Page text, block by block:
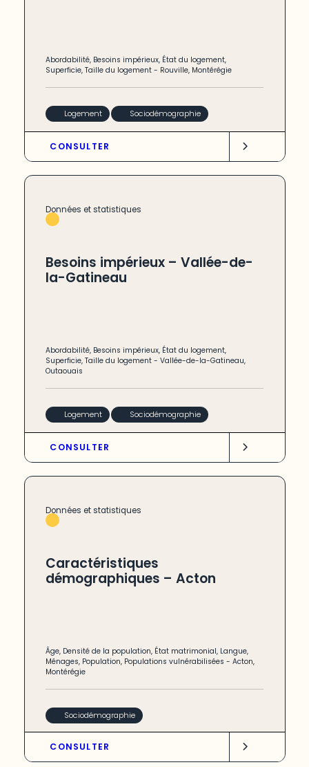
Abordabilité, Besoins impérieux, État du logement,
Superficie,Taille du logement - Rouville, Montérégie
Logement Sociodémographie
CONSULTER
Données et statistiques
Besoins impérieux – Vallée-de-
la-Gatineau
Abordabilité, Besoins impérieux, État du logement,
Superficie,Taille du logement -Vallée-de-la-Gatineau,
Outaouais
Logement Sociodémographie
CONSULTER
Données et statistiques
Caractéristiques
démographiques – Acton
Âge, Densité de la population, État matrimonial, Langue,
Ménages, Population, Populations vulnérabilisées -Acton,
Montérégie
Sociodémographie
CONSULTER